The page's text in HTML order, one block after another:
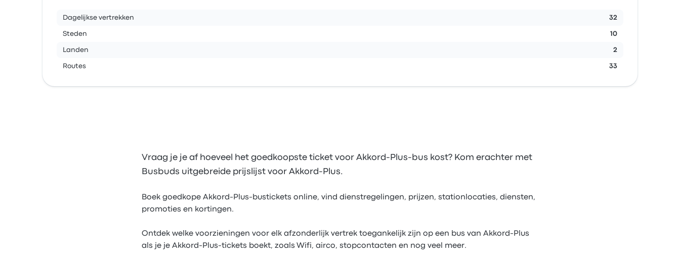
Dagelijkse vertrekken 32
Steden 10
Landen 2
Routes 33
Vraag je je af hoeveel het goedkoopste ticket voor Akkord-Plus-bus kost? Kom erachter met
Busbuds uitgebreide prijslijst voor Akkord-Plus.
Boek goedkope Akkord-Plus-bustickets online, vind dienstregelingen, prijzen, stationlocaties, diensten,
promoties en kortingen.
Ontdek welke voorzieningen voor elk afzonderlijk vertrek toegankelijk zijn op een bus van Akkord-Plus
als je je Akkord-Plus-tickets boekt, zoals Wifi, airco, stopcontacten en nog veel meer.